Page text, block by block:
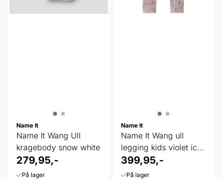
Name It
Name It Wang Ull
kragebody snow white
279,95,-
På lager
Name It
Name It Wang ull
legging kids violet ice
flowers ...
399,95,-
På lager